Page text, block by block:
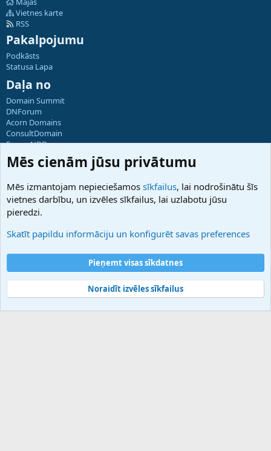
Vietnes karte
RSS
Pakalpojumu
Podkāsts
Statusa Lapa
Daļa no
Domain Summit
DNForum
Acorn Domains
ConsultDomain
ForumNDD
Domainforum.ro
27.be
Hostmaria
Atbalsts
Palīdzība
Noteikumi un nosacījumi
Privātuma politika
Community platform by XenForo® © 2010-2025 XenForo Ltd.
Mēs cienām jūsu privātumu
Mēs izmantojam nepieciešamos sīkfailus, lai nodrošinātu šīs
vietnes darbību, un izvēles sīkfailus, lai uzlabotu jūsu
pieredzi.
Skatīt papildu informāciju un konfigurēt savas preferences
Pieņemt visas sīkdatnes
Noraidīt izvēles sīkfailus